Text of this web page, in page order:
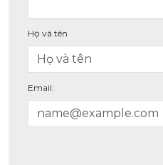
Họ và tên
Email: